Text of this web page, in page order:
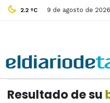
2.2 ºC 9 de agosto de 2026
Resultado de su